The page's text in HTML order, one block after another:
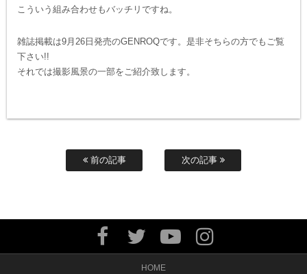
こういう組み合わせもバッチリですね。
雑誌掲載は9月26日発売のGENROQです。是非そちらの方でもご覧
下さい!!
それでは撮影風景の一部をご紹介致します。
前の記事 次の記事
HOME